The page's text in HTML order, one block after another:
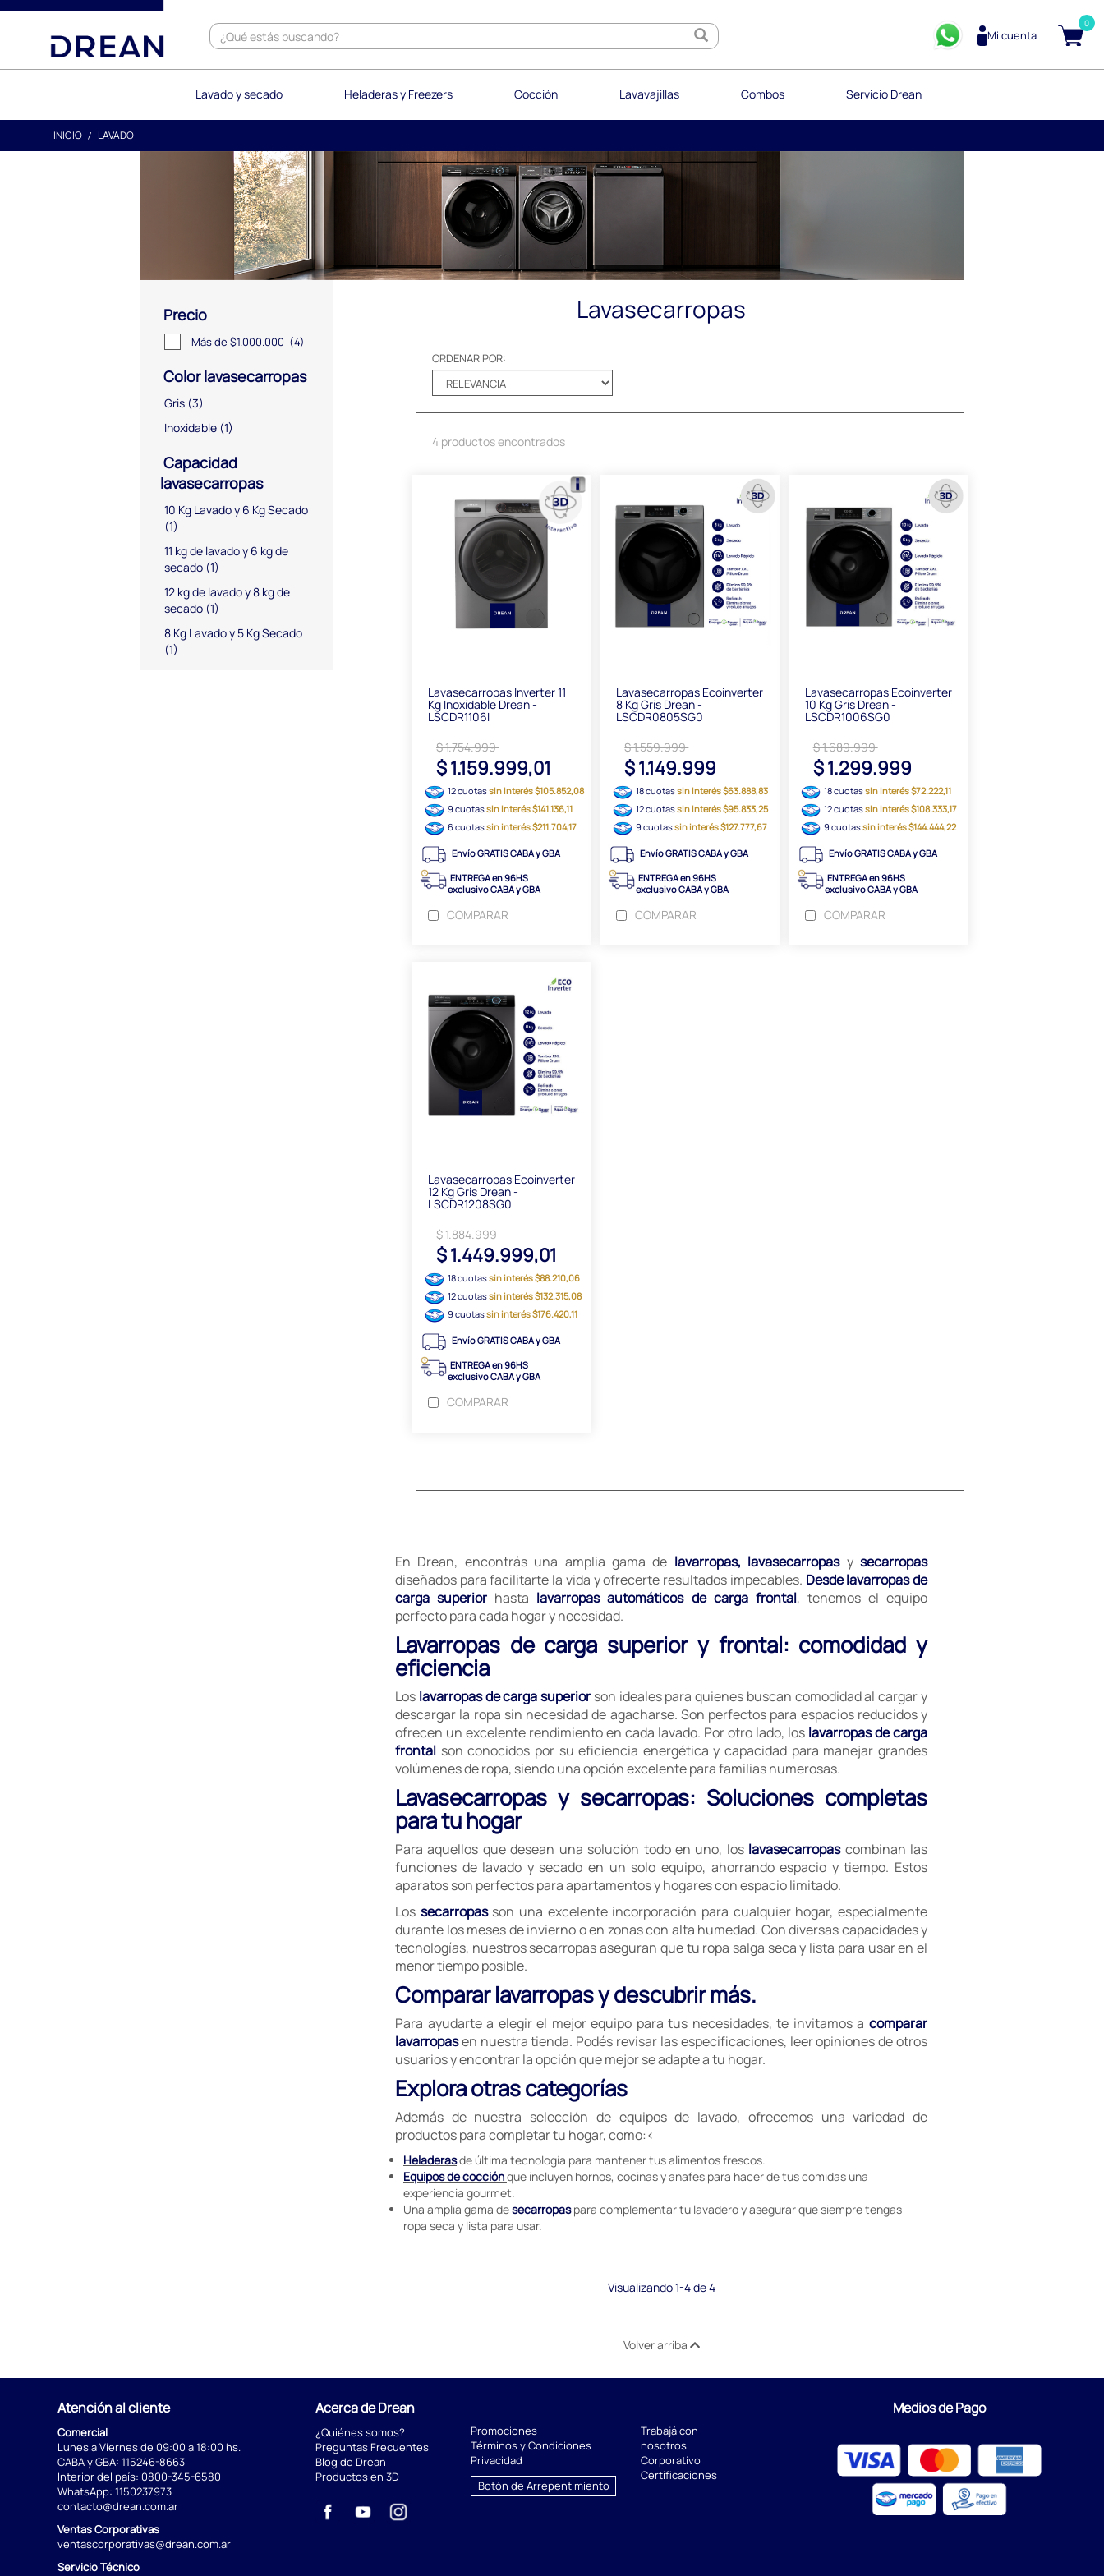
text.skipToContent
text.skipToNavigation
Mi cuenta
0
Lavado y secado Heladeras y Freezers Cocción Lavavajillas Combos Servicio Drean
INICIO LAVADO
Precio
Más de $1.000.000 (4)
Color lavasecarropas
Gris (3)
Inoxidable (1)
Capacidad
lavasecarropas
10 Kg Lavado y 6 Kg Secado
(1)
11 kg de lavado y 6 kg de
secado (1)
12 kg de lavado y 8 kg de
secado (1)
8 Kg Lavado y 5 Kg Secado
(1)
Lavasecarropas
ORDENAR POR:
4 productos encontrados
Lavasecarropas Inverter 11
Kg Inoxidable Drean -
LSCDR1106I
$ 1.754.999
$ 1.159.999,01
12 cuotassin interés $105.852,08
9 cuotassin interés $141.136,11
6 cuotassin interés $211.704,17
Envío GRATIS CABA y GBA
ENTREGA en 96HS
exclusivo CABA y GBA
COMPARAR
Lavasecarropas Ecoinverter
8 Kg Gris Drean -
LSCDR0805SG0
$ 1.559.999
$ 1.149.999
18 cuotassin interés $63.888,83
12 cuotassin interés $95.833,25
9 cuotassin interés $127.777,67
Envío GRATIS CABA y GBA
ENTREGA en 96HS
exclusivo CABA y GBA
COMPARAR
Lavasecarropas Ecoinverter
10 Kg Gris Drean -
LSCDR1006SG0
$ 1.689.999
$ 1.299.999
18 cuotassin interés $72.222,11
12 cuotassin interés $108.333,17
9 cuotassin interés $144.444,22
Envío GRATIS CABA y GBA
ENTREGA en 96HS
exclusivo CABA y GBA
COMPARAR
Lavasecarropas Ecoinverter
12 Kg Gris Drean -
LSCDR1208SG0
$ 1.884.999
$ 1.449.999,01
18 cuotassin interés $88.210,06
12 cuotassin interés $132.315,08
9 cuotassin interés $176.420,11
Envío GRATIS CABA y GBA
ENTREGA en 96HS
exclusivo CABA y GBA
COMPARAR
En Drean, encontrás una amplia gama de lavarropas, lavasecarropasysecarropas
diseñados para facilitarte la vida y ofrecerte resultados impecables. Desde lavarropas de
carga superior hasta lavarropas automáticos de carga frontal, tenemos el equipo
perfecto para cada hogar y necesidad.
Lavarropas de carga superior y frontal: comodidad y
eficiencia
Los lavarropas de carga superior son ideales para quienes buscan comodidad al cargar y
descargar la ropa sin necesidad de agacharse. Son perfectos para espacios reducidos y
ofrecen un excelente rendimiento en cada lavado. Por otro lado, los lavarropas de carga
frontal son conocidos por su eficiencia energética y capacidad para manejar grandes
volúmenes de ropa, siendo una opción excelente para familias numerosas.
Lavasecarropas y secarropas: Soluciones completas
para tu hogar
Para aquellos que desean una solución todo en uno, los lavasecarropascombinan las
funciones de lavado y secado en un solo equipo, ahorrando espacio y tiempo. Estos
aparatos son perfectos para apartamentos y hogares con espacio limitado.
Los secarropasson una excelente incorporación para cualquier hogar, especialmente
durante los meses de invierno o en zonas con alta humedad. Con diversas capacidades y
tecnologías, nuestros secarropas aseguran que tu ropa salga seca y lista para usar en el
menor tiempo posible.
Comparar lavarropas y descubrir más.
Para ayudarte a elegir el mejor equipo para tus necesidades, te invitamos a comparar
lavarropasen nuestra tienda. Podés revisar las especificaciones, leer opiniones de otros
usuarios y encontrar la opción que mejor se adapte a tu hogar.
Explora otras categorías
Además de nuestra selección de equipos de lavado, ofrecemos una variedad de
productos para completar tu hogar, como:<
Heladerasde última tecnología para mantener tus alimentos frescos.
Equipos de cocciónque incluyen hornos, cocinas y anafes para hacer de tus comidas una
experiencia gourmet.
Una amplia gama desecarropaspara complementar tu lavadero y asegurar que siempre tengas
ropa seca y lista para usar.
Visualizando 1-4 de 4
Volver arriba
Atención al cliente
Comercial
Lunes a Viernes de 09:00 a 18:00 hs.
CABA y GBA: 115246-8663
Interior del país: 0800-345-6580
WhatsApp: 1150237973
contacto@drean.com.ar
Ventas Corporativas
ventascorporativas@drean.com.ar
Servicio Técnico
Acerca de Drean
¿Quiénes somos?
Preguntas Frecuentes
Blog de Drean
Productos en 3D
Promociones
Términos y Condiciones
Privacidad
Botón de Arrepentimiento
Trabajá con
nosotros
Corporativo
Certificaciones
Medios de Pago